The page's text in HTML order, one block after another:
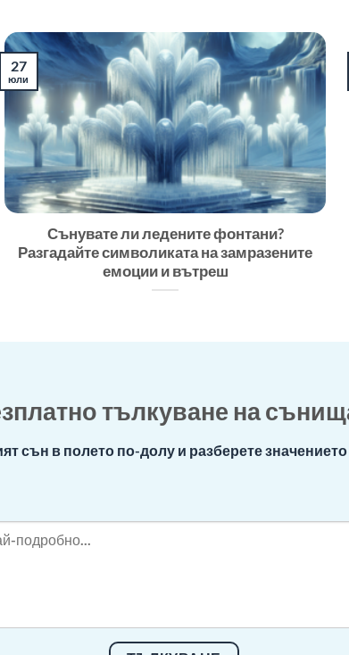
Сънувате ли ледените фонтани?
Разгадайте символиката на замразените
емоции и вътреш
27
юли
тълкуване на
сън в полето по-долу и разберете значението